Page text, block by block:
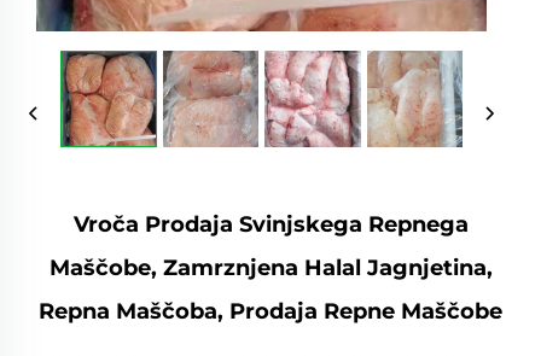
Vroča Prodaja Svinjskega Repnega
Maščobe, Zamrznjena Halal Jagnjetina,
Repna Maščoba, Prodaja Repne Maščobe